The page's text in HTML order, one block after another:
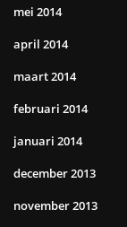
mei 2014
april 2014
maart 2014
februari 2014
januari 2014
december 2013
november 2013